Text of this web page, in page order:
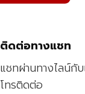
ติดต่อทางแชท
แชทผ่านทางไลน์กั
โทรติดต่อ